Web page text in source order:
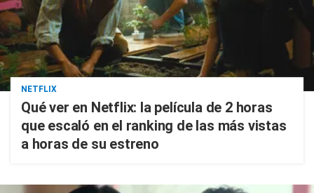
NETFLIX
Qué ver en Netflix: la película de 2 horas
que escaló en el ranking de las más vistas
a horas de su estreno